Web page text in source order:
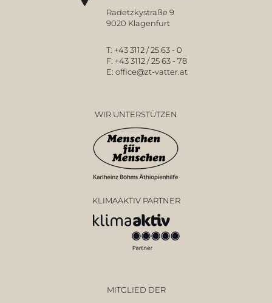
Radetzkystraße 9
9020 Klagenfurt
T: +43 3112 / 25 63 - 0
F: +43 3112 / 25 63 - 78
E: office@zt-vatter.at
WIR UNTERSTÜTZEN
KLIMAAKTIV PARTNER
MITGLIED DER